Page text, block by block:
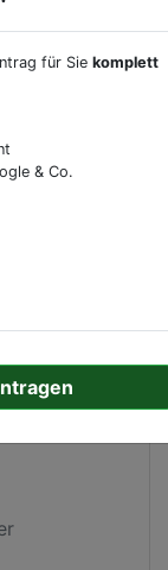
um
die
Sie sich von
für Sie komplett
& Co.